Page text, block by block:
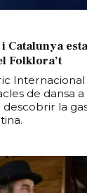
Catalunya
Folklora’t
Internacional
de dansa a
la